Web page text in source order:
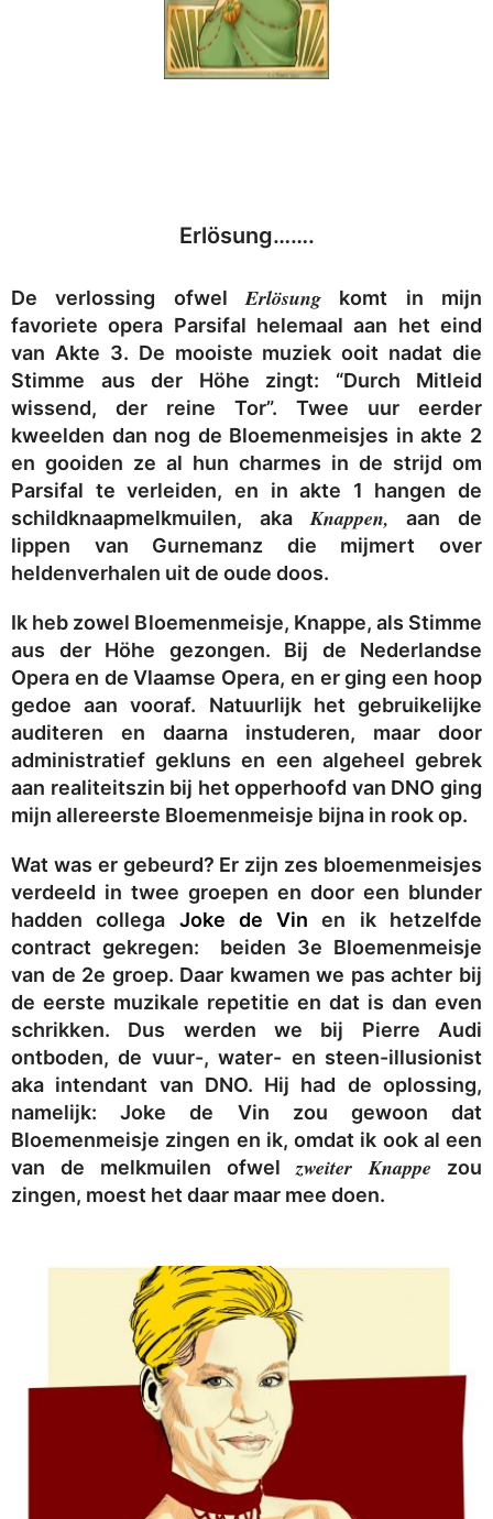
Erlösung…….
De verlossing ofwel Erlösung komt in mijn
favoriete opera Parsifal helemaal aan het eind
van Akte 3. De mooiste muziek ooit nadat die
Stimme aus der Höhe zingt: “Durch Mitleid
wissend, der reine Tor”. Twee uur eerder
kweelden dan nog de Bloemenmeisjes in akte 2
en gooiden ze al hun charmes in de strijd om
Parsifal te verleiden, en in akte 1 hangen de
schildknaapmelkmuilen, aka Knappen, aan de
lippen van Gurnemanz die mijmert over
heldenverhalen uit de oude doos.
Ik heb zowel Bloemenmeisje, Knappe, als Stimme
aus der Höhe gezongen. Bij de Nederlandse
Opera en de Vlaamse Opera, en er ging een hoop
gedoe aan vooraf. Natuurlijk het gebruikelijke
auditeren en daarna instuderen, maar door
administratief gekluns en een algeheel gebrek
aan realiteitszin bij het opperhoofd van DNO ging
mijn allereerste Bloemenmeisje bijna in rook op.
Wat was er gebeurd? Er zijn zes bloemenmeisjes
verdeeld in twee groepen en door een blunder
hadden collega Joke de Vin en ik hetzelfde
contract gekregen: beiden 3e Bloemenmeisje
van de 2e groep. Daar kwamen we pas achter bij
de eerste muzikale repetitie en dat is dan even
schrikken. Dus werden we bij Pierre Audi
ontboden, de vuur-, water- en steen-illusionist
aka intendant van DNO. Hij had de oplossing,
namelijk: Joke de Vin zou gewoon dat
Bloemenmeisje zingen en ik, omdat ik ook al een
van de melkmuilen ofwel zweiter Knappe zou
zingen, moest het daar maar mee doen.